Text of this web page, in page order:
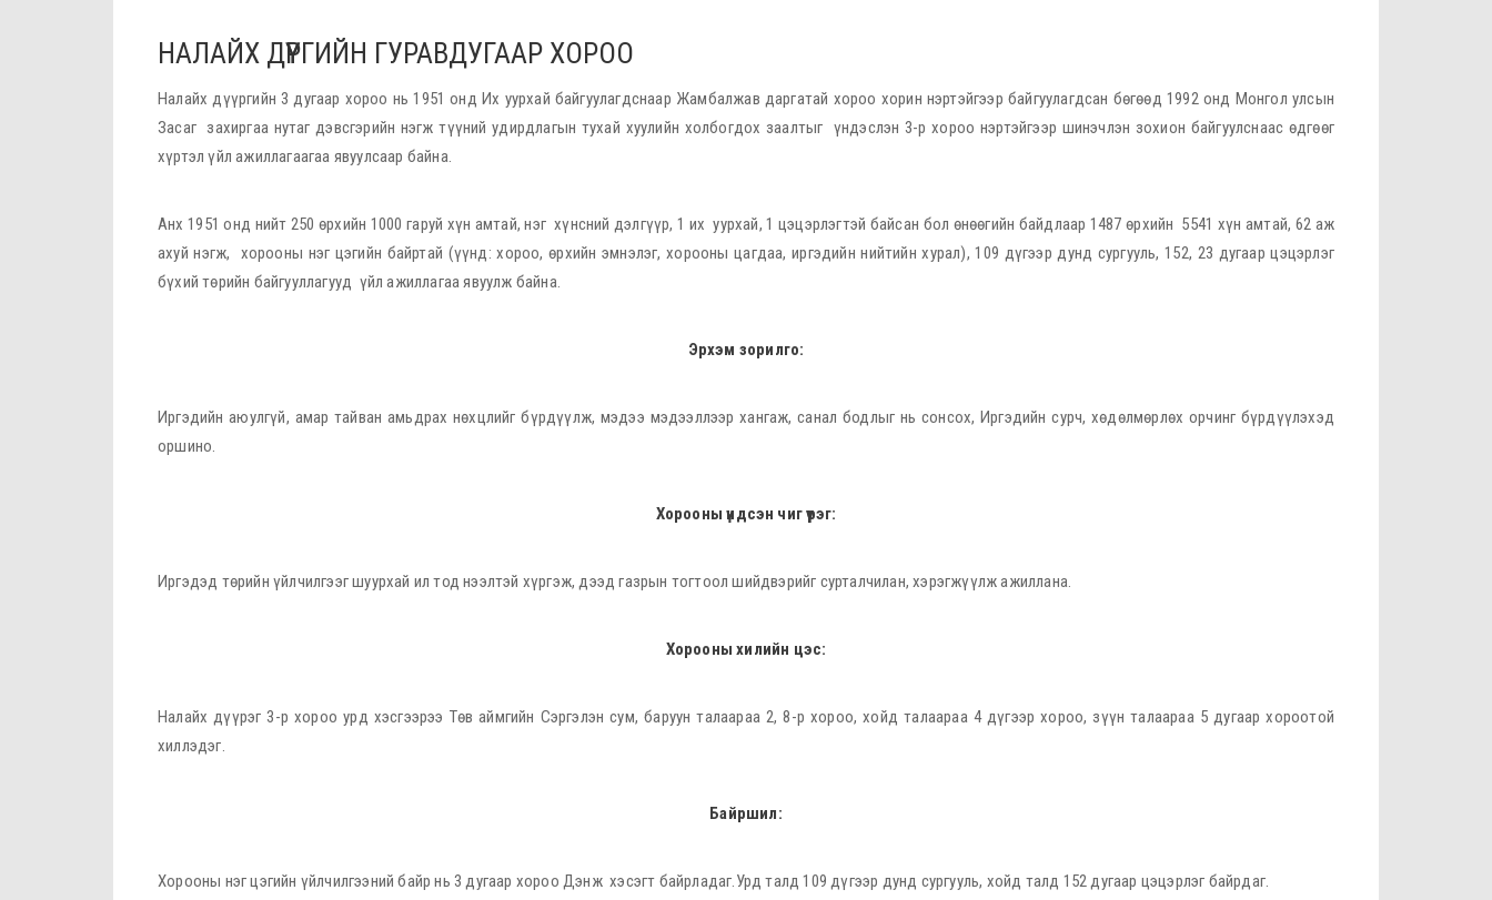
НАЛАЙХ ДҮҮРГИЙН ГУРАВДУГААР ХОРОО
Налайх дүүргийн 3 дугаар хороо нь 1951 онд Их уурхай байгуулагдснаар Жамбалжав даргатай хороо хорин нэртэйгээр байгуулагдсан бөгөөд 1992 онд Монгол улсын
Засаг захиргаа нутаг дэвсгэрийн нэгж түүний удирдлагын тухай хуулийн холбогдох заалтыг үндэслэн 3-р хороо нэртэйгээр шинэчлэн зохион байгуулснаас өдгөөг
хүртэл үйл ажиллагаагаа явуулсаар байна.
Анх 1951 онд нийт 250 өрхийн 1000 гаруй хүн амтай, нэг хүнсний дэлгүүр, 1 их уурхай, 1 цэцэрлэгтэй байсан бол өнөөгийн байдлаар 1487 өрхийн 5541 хүн амтай, 62 аж
ахуй нэгж, хорооны нэг цэгийн байртай (үүнд: хороо, өрхийн эмнэлэг, хорооны цагдаа, иргэдийн нийтийн хурал), 109 дүгээр дунд сургууль, 152, 23 дугаар цэцэрлэг
бүхий төрийн байгууллагууд үйл ажиллагаа явуулж байна.
Эрхэм зорилго:
Иргэдийн аюулгүй, амар тайван амьдрах нөхцлийг бүрдүүлж, мэдээ мэдээллээр хангаж, санал бодлыг нь сонсох, Иргэдийн сурч, хөдөлмөрлөх орчинг бүрдүүлэхэд
оршино.
Хорооны үндсэн чиг үүрэг:
Иргэдэд төрийн үйлчилгээг шуурхай ил тод нээлтэй хүргэж, дээд газрын тогтоол шийдвэрийг сурталчилан, хэрэгжүүлж ажиллана.
Хорооны хилийн цэс:
Налайх дүүрэг 3-р хороо урд хэсгээрээ Төв аймгийн Сэргэлэн сум, баруун талаараа 2, 8-р хороо, хойд талаараа 4 дүгээр хороо, зүүн талаараа 5 дугаар хороотой
хиллэдэг.
Байршил:
Хорооны нэг цэгийн үйлчилгээний байр нь 3 дугаар хороо Дэнж хэсэгт байрладаг.Урд талд 109 дүгээр дунд сургууль, хойд талд 152 дугаар цэцэрлэг байрдаг.